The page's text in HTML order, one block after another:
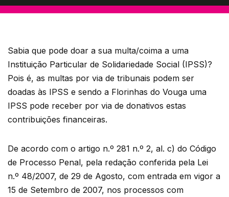
Sabia que pode doar a sua multa/coima a uma
Instituição Particular de Solidariedade Social (IPSS)?
Pois é, as multas por via de tribunais podem ser
doadas às IPSS e sendo a Florinhas do Vouga uma
IPSS pode receber por via de donativos estas
contribuições financeiras.
De acordo com o artigo n.º 281 n.º 2, al. c) do Código
de Processo Penal, pela redação conferida pela Lei
n.º 48/2007, de 29 de Agosto, com entrada em vigor a
15 de Setembro de 2007, nos processos com